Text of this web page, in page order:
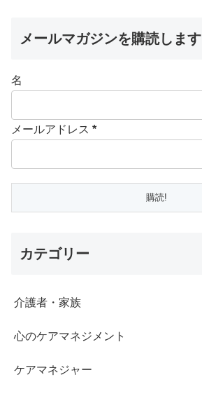
メールマガジンを購読します
名
メールアドレス *
カテゴリー
介護者・家族
心のケアマネジメント
ケアマネジャー